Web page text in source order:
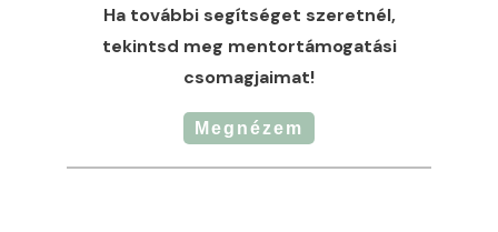
Ha további segítséget szeretnél,
tekintsd meg mentortámogatási
csomagjaimat!
Megnézem